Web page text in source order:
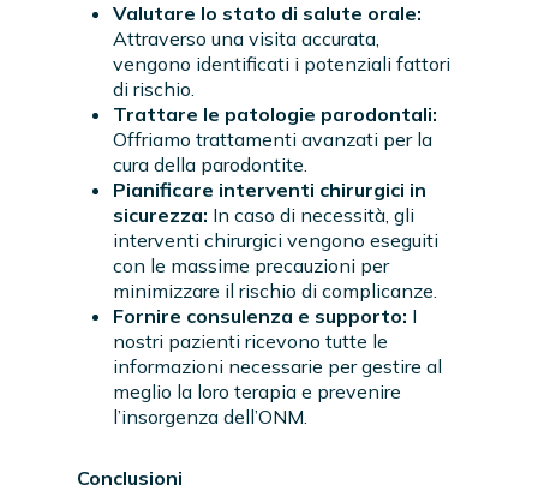
Valutare lo stato di salute orale:
Attraverso una visita accurata,
vengono identificati i potenziali fattori
di rischio.
Trattare le patologie parodontali:
Offriamo trattamenti avanzati per la
cura della parodontite.
Pianificare interventi chirurgici in
sicurezza: In caso di necessità, gli
interventi chirurgici vengono eseguiti
con le massime precauzioni per
minimizzare il rischio di complicanze.
Fornire consulenza e supporto: I
nostri pazienti ricevono tutte le
informazioni necessarie per gestire al
meglio la loro terapia e prevenire
l’insorgenza dell’ONM.
Conclusioni